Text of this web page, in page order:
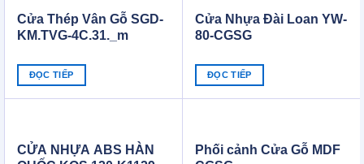
Cửa Thép Vân Gỗ SGD-
KM.TVG-4C.31._m
ĐỌC TIẾP
Cửa Nhựa Đài Loan YW-
80-CGSG
ĐỌC TIẾP
CỬA NHỰA ABS HÀN
Phối cảnh Cửa Gỗ MDF